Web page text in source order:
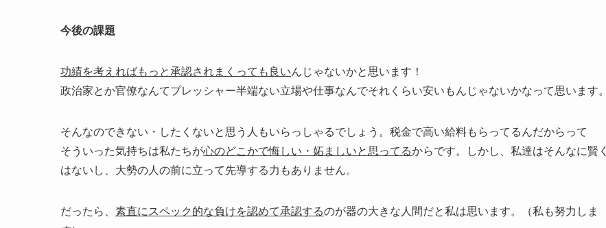
今後の課題
功績を考えればもっと承認されまくっても良いんじゃないかと思います！
政治家とか官僚なんてプレッシャー半端ない立場や仕事なんでそれくらい安いもんじゃないかなって思います。
そんなのできない・したくないと思う人もいらっしゃるでしょう。税金で高い給料もらってるんだからって
そういった気持ちは私たちが心のどこかで悔しい・妬ましいと思ってるからです。しかし、私達はそんなに賢く
はないし、大勢の人の前に立って先導する力もありません。
だったら、 素直にスペック的な負けを認めて承認するのが器の大きな人間だと私は思います。（私も努力しま